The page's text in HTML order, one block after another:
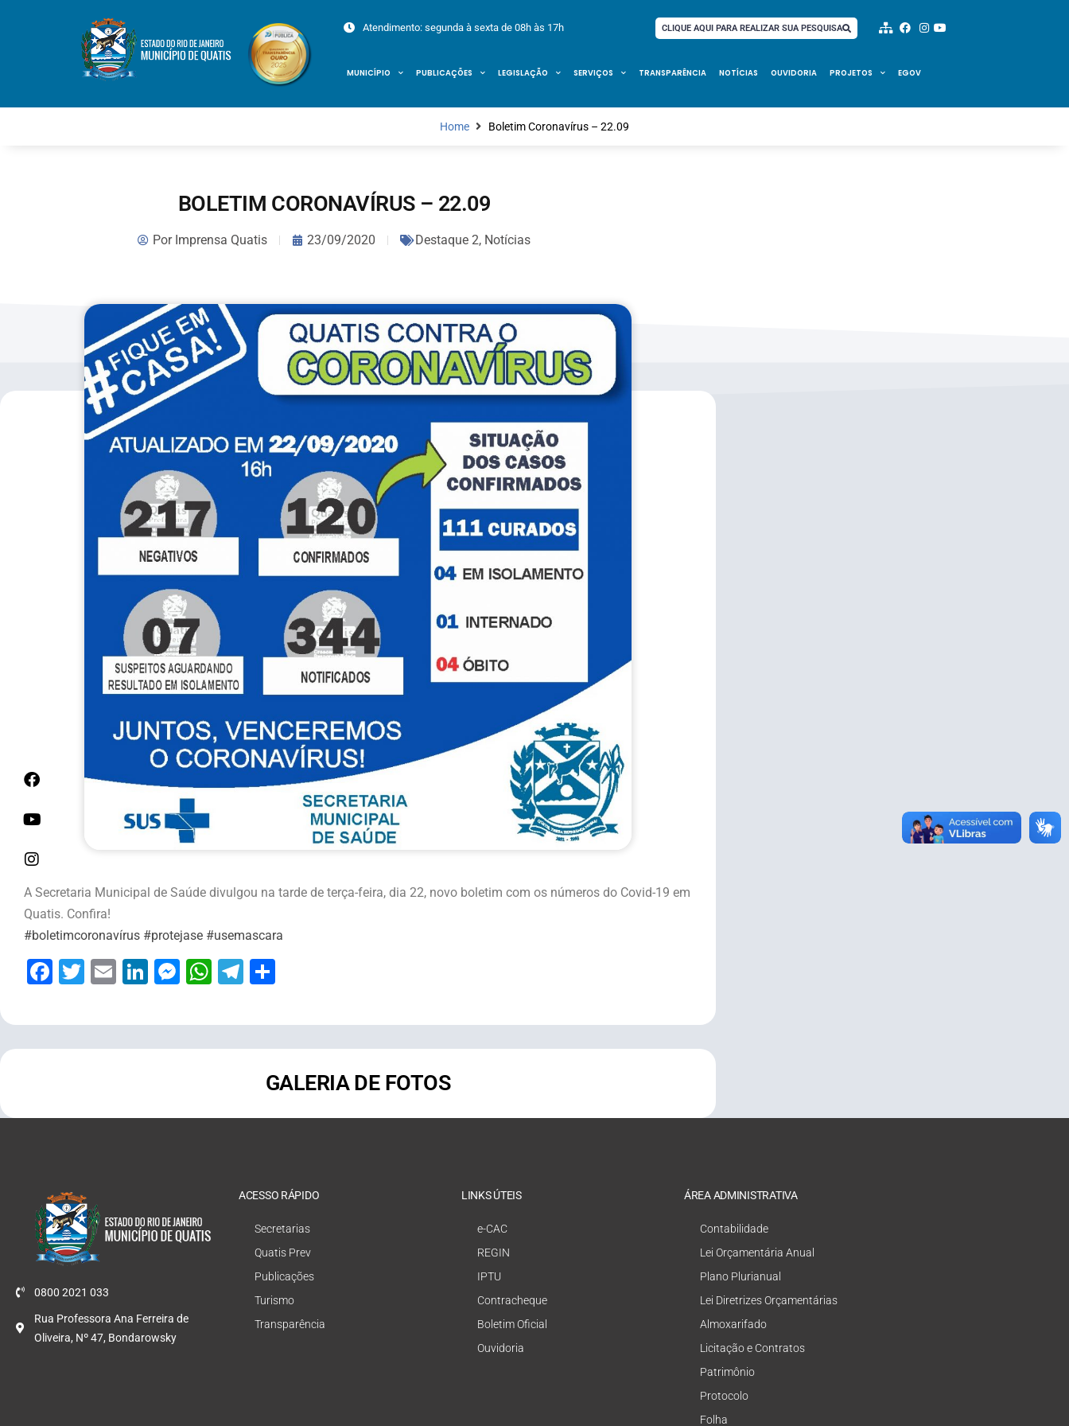
Atendimento: segunda à sexta de 08h às 17h CLIQUE AQUI PARA REALIZAR SUA PESQUISA
MUNICÍPIO PUBLICAÇÕES LEGISLAÇÃO SERVIÇOS TRANSPARÊNCIA NOTÍCIAS OUVIDORIA PROJETOS EGOV
Home Boletim Coronavírus – 22.09
BOLETIM CORONAVÍRUS – 22.09
PorImprensa Quatis 23/09/2020 Destaque 2, Notícias
A Secretaria Municipal de Saúde divulgou na tarde de terça-feira, dia 22, novo boletim com os números do Covid-19 em
Quatis. Confira!
#boletimcoronavírus #protejase #usemascara
Facebook
Twitter
EmailLinkedIn
Messenger
WhatsApp
Telegram
GALERIA DE FOTOS
0800 2021 033
Rua Professora Ana Ferreira de
Oliveira, Nº 47, Bondarowsky
ACESSO RÁPIDO
Secretarias
Quatis Prev
Publicações
Turismo
Transparência
LINKS ÚTEIS
e-CAC
REGIN
IPTU
Contracheque
Boletim Oficial
Ouvidoria
ÁREA ADMINISTRATIVA
Contabilidade
Lei Orçamentária Anual
Plano Plurianual
Lei Diretrizes Orçamentárias
Almoxarifado
Licitação e Contratos
Patrimônio
Protocolo
Folha